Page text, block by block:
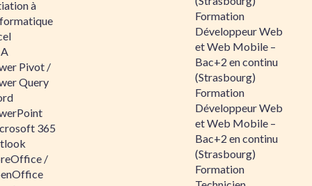
à
Pivot /
Query
365
/
Formation
Développeur Web
et Web Mobile –
Bac+2 en continu
(Strasbourg)
Formation
Développeur Web
et Web Mobile –
Bac+2 en continu
(Strasbourg)
Formation